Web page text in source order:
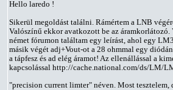
Hello laredo !
Sikerül megoldást találni. Rámértem a LNB
Valószínű ekkor avatkozott be az
német fórumon találtam egy leírást, ahol egy
másik végét adj+Vout-ot a 28 ohmmal egy
a tápfesz és ad elég áramot! Az ellenállással a
kapcsolással http://cache.national.com/ds/LM/
"precision current limter" néven. Most